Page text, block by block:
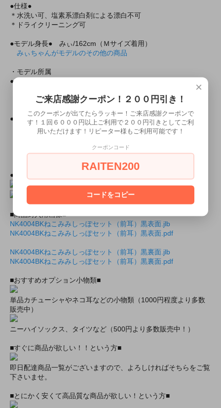
●仕様●
＊水洗い可、塩素系漂白剤による漂白不可
＊ドライクリーニング可
●モデル身長● みぃ/162cm（Ｍサイズ着用）
みぃちゃんがモデルのその他の商品
・モデル所属
●所属
ミアガイド＆フォト東京店
ミアカフェ＆フォト大阪店
●ミアコスの所属モデルと上記の店舗で会えちゃいます！
・出勤情報（モデルさんが出勤していれば会えるかも！？）
ミアカフェ・ミアリラ＆フォト東京店共通
（ミアカフェ東京店は出勤情報非公開です）
●上記モデルの撮影随時受付中！
■商品封入用画像■
NK4004BKねこみみしっぽセット（前耳）黒表面.jlb
NK4004BKねこみみしっぽセット（前耳）黒表面.pdf
NK4004BKねこみみしっぽセット（前耳）黒裏面.jlb
NK4004BKねこみみしっぽセット（前耳）黒裏面.pdf
■おすすめオプション小物類■
単品カチューシャやネコ耳などの小物類（1000円程度より多数
販売中）
ニーハイソックス、タイツなど（500円より多数販売中！）
■すぐに商品が欲しい！！という方■
即日配達商品一覧がございますので、よろしければそちらをご覧
下さいませ。
■とにかく安くて高品質な商品が欲しい！という方■
×
ご来店感謝クーポン！２００円引き！
このクーポンが出てたらラッキー！ご来店感謝クーポンで
す！１回６０００円以上ご利用で２００円引きとしてご利
用いただけます！リピーター様もご利用可能です！
クーポンコード
RAITEN200
コードをコピー